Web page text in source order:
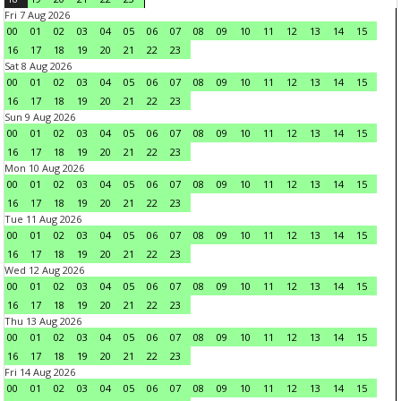
Fri 7 Aug 2026
00
01 02 03 04 05 06 07 08 09 10 11 12 13 14
15
16
17 18 19 20 21 22
23
Sat 8 Aug 2026
00
01 02 03 04 05 06 07 08 09 10 11 12 13 14
15
16
17 18 19 20 21 22
23
Sun 9 Aug 2026
00
01 02 03 04 05 06 07 08 09 10 11 12 13 14
15
16
17 18 19 20 21 22
23
Mon 10 Aug 2026
00
01 02 03 04 05 06 07 08 09 10 11 12 13 14
15
16
17 18 19 20 21 22
23
Tue 11 Aug 2026
00
01 02 03 04 05 06 07 08 09 10 11 12 13 14
15
16
17 18 19 20 21 22
23
Wed 12 Aug 2026
00
01 02 03 04 05 06 07 08 09 10 11 12 13 14
15
16
17 18 19 20 21 22
23
Thu 13 Aug 2026
00
01 02 03 04 05 06 07 08 09 10 11 12 13 14
15
16
17 18 19 20 21 22
23
Fri 14 Aug 2026
00
01 02 03 04 05 06 07 08 09 10 11 12 13 14
15